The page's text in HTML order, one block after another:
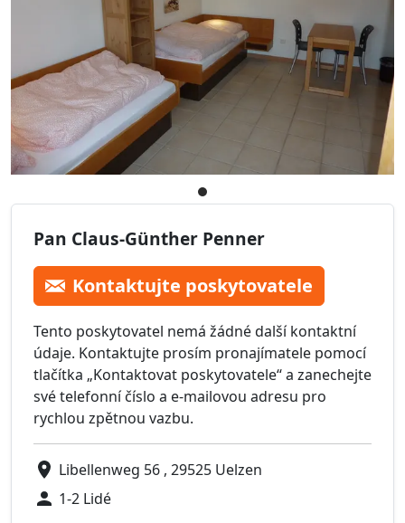
Pan Claus-Günther Penner
Kontaktujte poskytovatele
Tento poskytovatel nemá žádné další kontaktní
údaje. Kontaktujte prosím pronajímatele pomocí
tlačítka „Kontaktovat poskytovatele“ a zanechejte
své telefonní číslo a e-mailovou adresu pro
rychlou zpětnou vazbu.
Libellenweg 56 , 29525 Uelzen
1-2 Lidé